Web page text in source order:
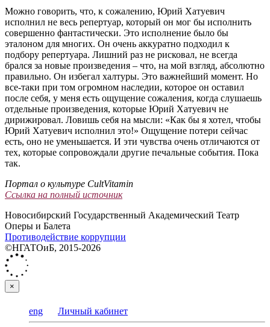
Можно говорить, что, к сожалению, Юрий Хатуевич
исполнил не весь репертуар, который он мог бы исполнить
совершенно фантастически. Это исполнение было бы
эталоном для многих. Он очень аккуратно подходил к
подбору репертуара. Лишний раз не рисковал, не всегда
брался за новые произведения – что, на мой взгляд, абсолютно
правильно. Он избегал халтуры. Это важнейший момент. Но
все-таки при том огромном наследии, которое он оставил
после себя, у меня есть ощущение сожаления, когда слушаешь
отдельные произведения, которые Юрий Хатуевич не
дирижировал. Ловишь себя на мысли: «Как бы я хотел, чтобы
Юрий Хатуевич исполнил это!» Ощущение потери сейчас
есть, оно не уменьшается. И эти чувства очень отличаются от
тех, которые сопровождали другие печальные события. Пока
так.
Портал о культуре CultVitamin
Ссылка на полный источник
Новосибирский Государственный Академический Театр
Оперы и Балета
Противодействие коррупции
©НГАТОиБ, 2015-2026
×
eng Личный кабинет